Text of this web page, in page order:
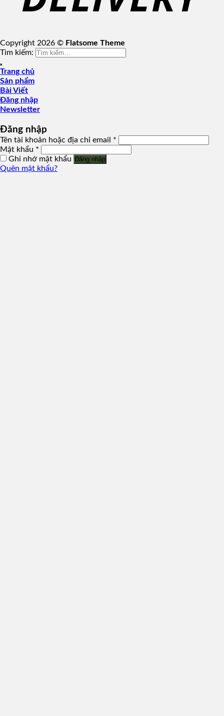
Copyright 2026 © Flatsome Theme
Tìm kiếm:
Trang chủ
Sản phẩm
Bài Viết
Đăng nhập
Newsletter
Đăng nhập
Tên tài khoản hoặc địa chỉ email *
Mật khẩu *
Ghi nhớ mật khẩu Đăng nhập
Quên mật khẩu?